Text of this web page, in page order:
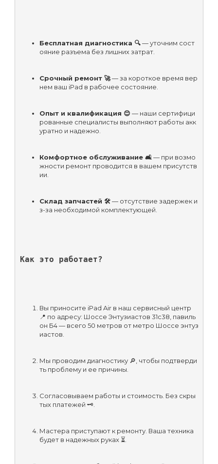
Бесплатная диагностика 🔍 — уточним сост
ояние разъема без лишних затрат.
Срочный ремонт 🚀 — за короткое время вер
нем ваш iPad в рабочее состояние.
Опыт и квалификация 😊 — наши сертифици
рованные специалисты выполняют работы акк
уратно и надежно.
Комфортное обслуживание 🛋️ — при возмо
жности ремонт проводится в вашем присутств
ии.
Склад запчастей 🛠️ — отсутствие задержек и
з-за необходимой комплектующей.
Как это работает?
Вы приносите iPad Air в наш сервисный центр
📍 по адресу: Шоссе Энтузиастов 31с38, павиль
он Б4 — всего 50 метров от метро Шоссе энтуз
иастов.
Мы проводим диагностику 🔎, чтобы подтверди
ть проблему и ее причины.
Согласовываем работы и стоимость. Без скры
тых платежей 🗝️.
Мастера приступают к ремонту. Ваша техника
будет в надежных руках ⏳.